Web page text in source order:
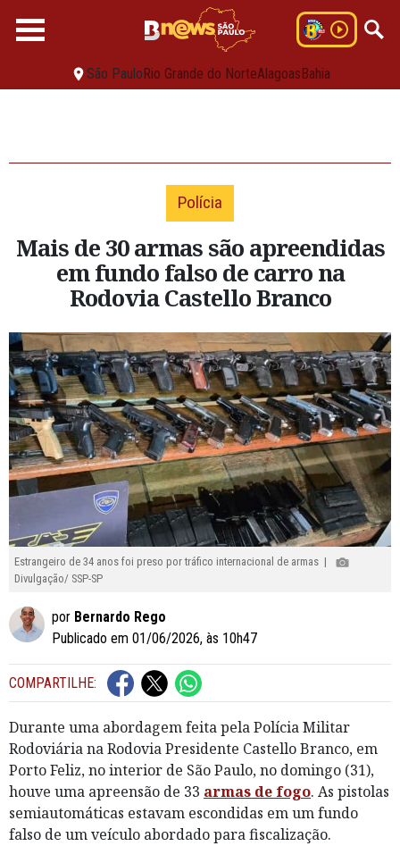
São PauloRio Grande do NorteAlagoasBahia
Polícia
Mais de 30 armas são apreendidas
em fundo falso de carro na
Rodovia Castello Branco
Estrangeiro de 34 anos foi preso por tráfico internacional de armas |
Divulgação/ SSP-SP
por Bernardo Rego
Publicado em 01/06/2026, às 10h47
COMPARTILHE:
Durante uma abordagem feita pela Polícia Militar
Rodoviária na Rodovia Presidente Castello Branco, em
Porto Feliz, no interior de São Paulo, no domingo (31),
houve uma apreensão de 33 armas de fogo. As pistolas
semiautomáticas estavam escondidas em um fundo
falso de um veículo abordado para fiscalização.